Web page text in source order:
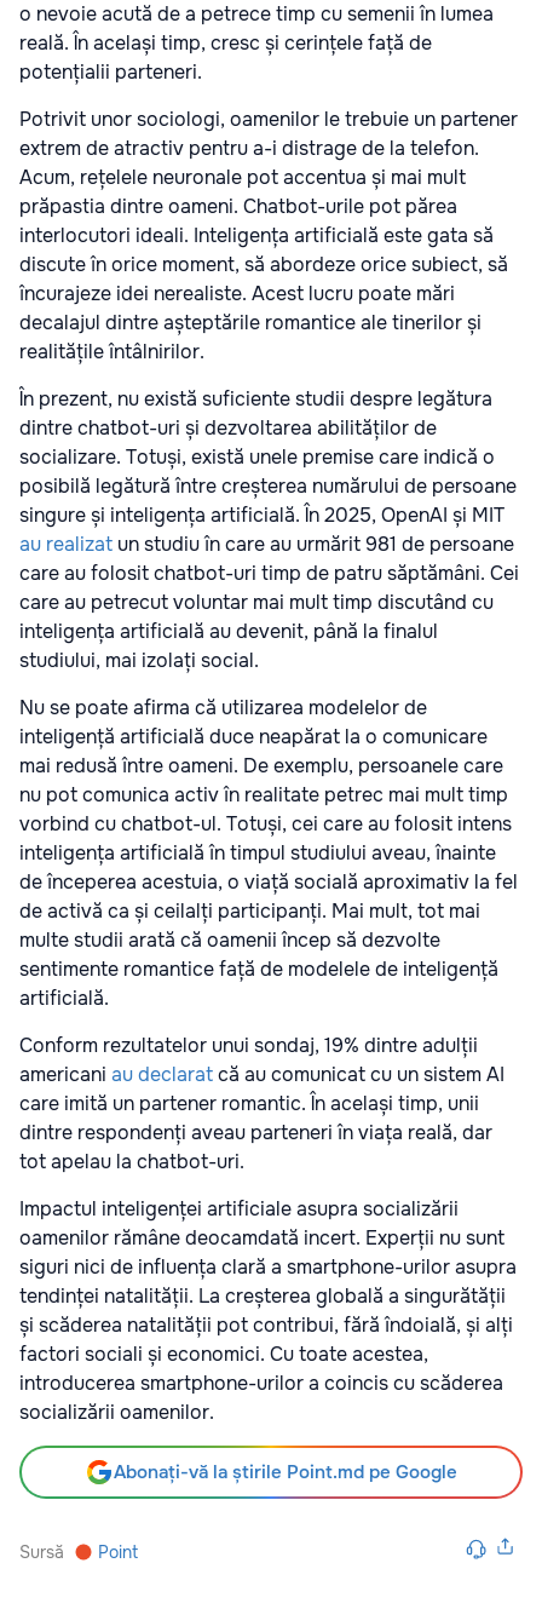
o nevoie acută de a petrece timp cu semenii în lumea
reală. În același timp, cresc și cerințele față de
potențialii parteneri.
Potrivit unor sociologi, oamenilor le trebuie un partener
extrem de atractiv pentru a-i distrage de la telefon.
Acum, rețelele neuronale pot accentua și mai mult
prăpastia dintre oameni. Chatbot-urile pot părea
interlocutori ideali. Inteligența artificială este gata să
discute în orice moment, să abordeze orice subiect, să
încurajeze idei nerealiste. Acest lucru poate mări
decalajul dintre așteptările romantice ale tinerilor și
realitățile întâlnirilor.
În prezent, nu există suficiente studii despre legătura
dintre chatbot-uri și dezvoltarea abilităților de
socializare. Totuși, există unele premise care indică o
posibilă legătură între creșterea numărului de persoane
singure și inteligența artificială. În 2025, OpenAI și MIT
au realizat un studiu în care au urmărit 981 de persoane
care au folosit chatbot-uri timp de patru săptămâni. Cei
care au petrecut voluntar mai mult timp discutând cu
inteligența artificială au devenit, până la finalul
studiului, mai izolați social.
Nu se poate afirma că utilizarea modelelor de
inteligență artificială duce neapărat la o comunicare
mai redusă între oameni. De exemplu, persoanele care
nu pot comunica activ în realitate petrec mai mult timp
vorbind cu chatbot-ul. Totuși, cei care au folosit intens
inteligența artificială în timpul studiului aveau, înainte
de începerea acestuia, o viață socială aproximativ la fel
de activă ca și ceilalți participanți. Mai mult, tot mai
multe studii arată că oamenii încep să dezvolte
sentimente romantice față de modelele de inteligență
artificială.
Conform rezultatelor unui sondaj, 19% dintre adulții
americani au declaratcă au comunicat cu un sistem AI
care imită un partener romantic. În același timp, unii
dintre respondenți aveau parteneri în viața reală, dar
tot apelau la chatbot-uri.
Impactul inteligenței artificiale asupra socializării
oamenilor rămâne deocamdată incert. Experții nu sunt
siguri nici de influența clară a smartphone-urilor asupra
tendinței natalității. La creșterea globală a singurătății
și scăderea natalității pot contribui, fără îndoială, și alți
factori sociali și economici. Cu toate acestea,
introducerea smartphone-urilor a coincis cu scăderea
socializării oamenilor.
Abonați-vă la știrile Point.md pe Google
Sursă Point